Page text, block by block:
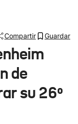
Compartir Guardar
de
su 26º